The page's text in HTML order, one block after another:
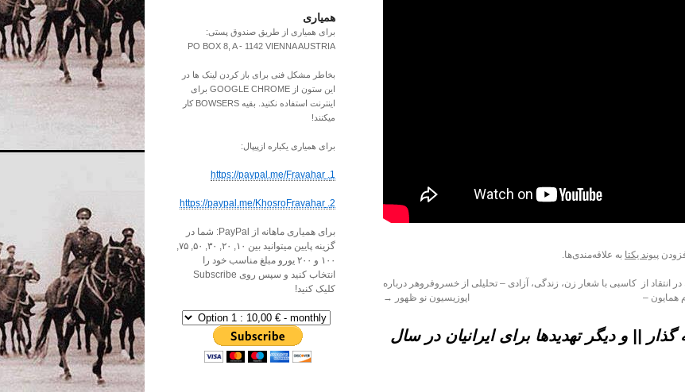
پیوند یکتا به علاقه‌مندی‌ها.
انتقاد از
همایون –
کاسبی با شعار زن، زندگی، آزادی – تحلیلی از خسروفروهر درباره
اپوزیسیون نو ظهور →
|| و دیگر تهدیدها برای ایرانیان در سال
همیاری
برای همیاری از طریق صندوق پستی:
PO BOX 8, A - 1142 VIENNA AUSTRIA
بخاطر مشکل فنی برای باز کردن لینک ها در
این ستون از GOOGLE CHROME برای
اینترنت استفاده نکنید. بقیه BOWSERS کار
میکنند!
برای همیاری یکباره ازپیپال:
1. https://paypal.me/Fravahar
2. https://paypal.me/KhosroFravahar
برای همیاری ماهانه از PayPal: شما در
گزینه پایین میتوانید بین ۱۰, ۲۰, ۳۰, ۵۰, ۷۵,
۱۰۰ و ۲۰۰ یورو مبلغ مناسب خود را
انتخاب کنید و سپس روی Subscribe
کلیک کنید!